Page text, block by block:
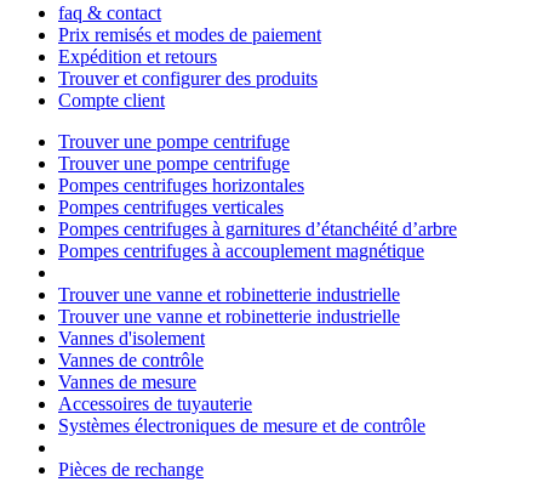
faq & contact
Prix remisés et modes de paiement
Expédition et retours
Trouver et configurer des produits
Compte client
Trouver une pompe centrifuge
Trouver une pompe centrifuge
Pompes centrifuges horizontales
Pompes centrifuges verticales
Pompes centrifuges à garnitures d’étanchéité d’arbre
Pompes centrifuges à accouplement magnétique
Trouver une vanne et robinetterie industrielle
Trouver une vanne et robinetterie industrielle
Vannes d'isolement
Vannes de contrôle
Vannes de mesure
Accessoires de tuyauterie
Systèmes électroniques de mesure et de contrôle
Pièces de rechange